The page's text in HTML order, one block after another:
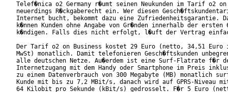
Telef�nica o2 Germany r�umt seinen Neukunden im Tarif o2
neuerdings R�ckgaberecht ein. Wer diesen
Internet bucht, bekommt dazu eine Zufriedenheitsgarantie.
k�nnen Kunden ohne Angabe von Gr�nden innerhalb der ersten
k�ndigen. Falls dies nicht erfolgt, l�uft der Vertrag
Der Tarif o2 on Business kostet 29 Euro (netto, 34,51
MwSt) monatlich. Damit telefonieren Gesch�ftskunden
alle deutschen Netze. Au�erdem ist eine Surf-Flatrate f�r
Internetzugang mit dem Handy oder Smartphone im Preis
zu einem Datenverbrauch von 300 Megabyte (MB) monatlich
Kunde mit bis zu 7,2 MBit/s, danach wird auf GPRS-Niveau
64 Kilobit pro Sekunde (kBit/s) gedrosselt. F�r 5 Euro